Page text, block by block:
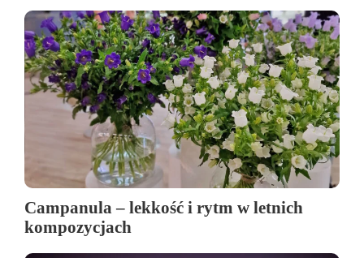
Campanula – lekkość i rytm w letnich
kompozycjach